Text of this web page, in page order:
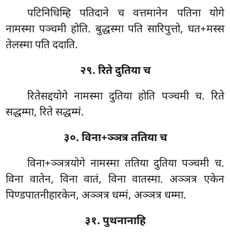
पटिनिधिम्हि पतिदाने च वत्तमानेन पतिना योगे
नामस्मा पञ्चमी होति. बुद्धस्मा पति सारिपुत्तो, घत+मस्स
तेलस्मा पति ददाति.
२९. रिते दुतिया च
रितेसद्दयोगे नामस्मा दुतिया होति पञ्चमी च. रिते
सद्धम्मा, रिते सद्धम्मं.
३०. विना+ञ्ञत्र ततिया च
विना+ञ्ञत्रयोगेनामस्मा ततिया दुतिया पञ्चमी च.
विना वातेन, विना वातं, विना वातस्मा. अञ्ञत्र एकेन
पिण्डपातनीहारकेन, अञ्ञत्र धम्मं, अञ्ञत्र धम्मा.
३१. पुथनानाहि